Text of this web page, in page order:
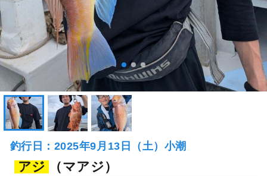
釣行日：2025年9月13日（土）小潮
アジ
（マアジ）